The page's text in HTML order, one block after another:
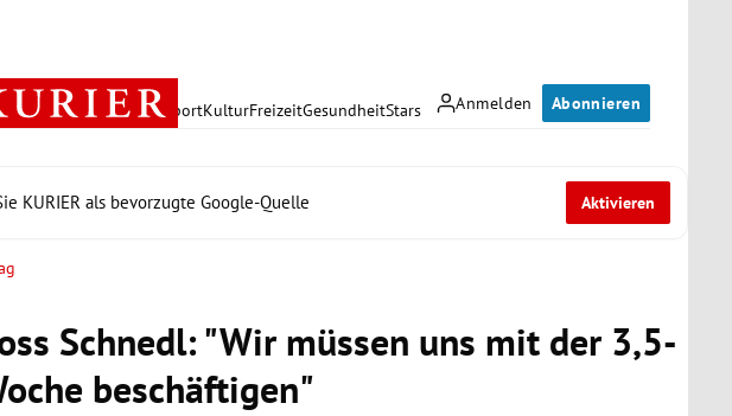
Anmelden Abonnieren
PolitikWirtschaft SportKulturFreizeitGesundheitStars
KURIER als bevorzugte Google-Quelle Aktivieren
Schnedl: "Wir müssen uns mit der 3,5-
beschäftigen"